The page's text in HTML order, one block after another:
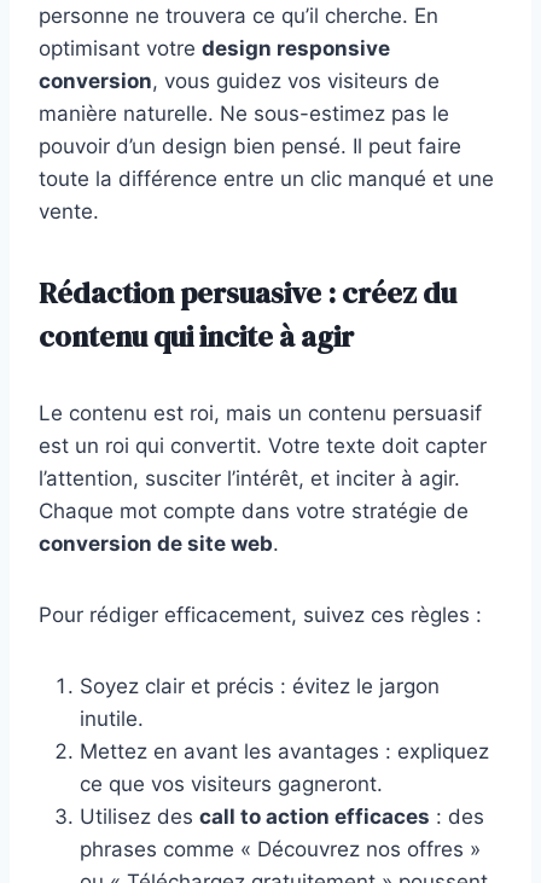
personne ne trouvera ce qu’il cherche. En
optimisant votre design responsive
conversion, vous guidez vos visiteurs de
manière naturelle. Ne sous-estimez pas le
pouvoir d’un design bien pensé. Il peut faire
toute la différence entre un clic manqué et une
vente.
Rédaction persuasive : créez du
contenu qui incite à agir
Le contenu est roi, mais un contenu persuasif
est un roi qui convertit. Votre texte doit capter
l’attention, susciter l’intérêt, et inciter à agir.
Chaque mot compte dans votre stratégie de
conversion de site web.
Pour rédiger efficacement, suivez ces règles :
Soyez clair et précis : évitez le jargon
inutile.
Mettez en avant les avantages : expliquez
ce que vos visiteurs gagneront.
Utilisez des call to action efficaces : des
phrases comme « Découvrez nos offres »